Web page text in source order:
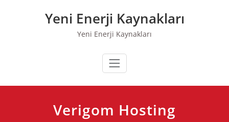
Yeni Enerji Kaynakları
Yeni Enerji Kaynakları
Verigom Hosting